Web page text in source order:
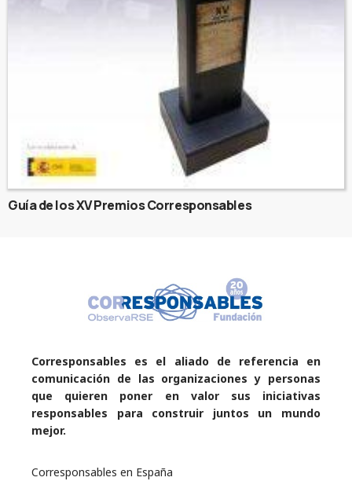
Guía de los XV Premios Corresponsables
Corresponsables es el aliado de referencia en
comunicación de las organizaciones y personas
que quieren poner en valor sus iniciativas
responsables para construir juntos un mundo
mejor.
Corresponsables en España